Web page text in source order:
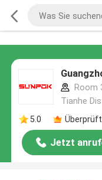
Room
Tianhe
5.0
Jetzt